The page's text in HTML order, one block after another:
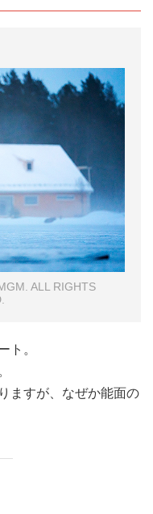
ALL RIGHTS
ト。
ますが、なぜか能面の